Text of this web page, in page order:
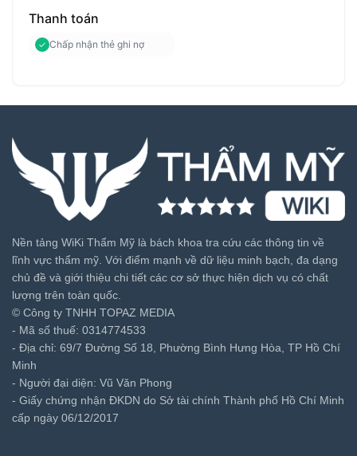
Thanh toán
Chấp nhận thẻ ghi nợ
Nền tảng WiKi Thẩm Mỹ là bách khoa tra cứu các thông tin về
lĩnh vực thẩm mỹ. Với điểm mạnh về dữ liệu minh bạch, đa dạng
chủ đề và giới thiệu chi tiết các cơ sở thực hiện dịch vụ có chất
lượng trên toàn quốc.
© Công ty TNHH TOPAZ MEDIA
- Mã số thuế: 0314774533
- Địa chỉ: 69/7 Đường Số 18, Phường Bình Hưng Hòa, TP Hồ Chí
Minh
- Người đại diện: Vũ Văn Phong
- Giấy chứng nhận ĐKDN do Sở tài chính Thành phố Hồ Chí Minh
cấp ngày 06/12/2017